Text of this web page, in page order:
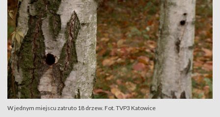
W jednym miejscu zatruto 18 drzew. Fot. TVP3 Katowice